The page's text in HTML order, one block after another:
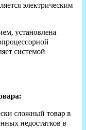
электрическим
установлена
системой
сложный товар в
недостатков в